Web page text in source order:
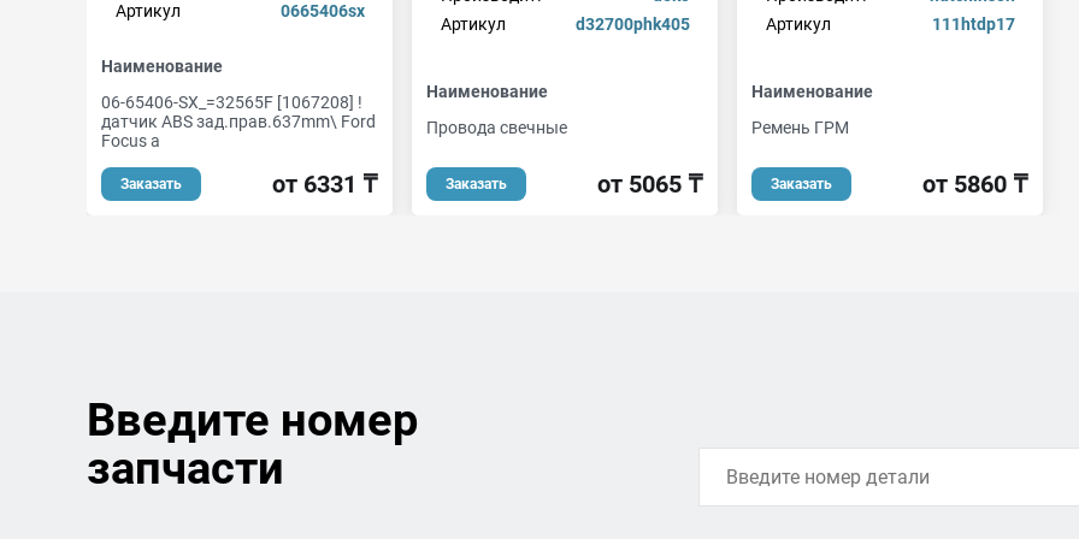
Артикул
0665406sx
Наименование
06-65406-SX_=32565F [1067208] !
датчик ABS зад.прав.637mm\ Ford
Focus a
Заказать от 6331 ₸
Артикул
d32700phk405
Наименование
Провода свечные
Заказать от 5065 ₸
Артикул
111htdp17
Наименование
Ремень ГРМ
Заказать от 5860 ₸
Введите номер
запчасти